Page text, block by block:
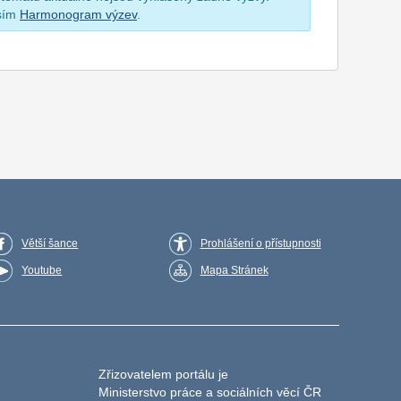
Harmonogram výzev.
Větší šance
Youtube
Prohlášení o přístupnosti
Mapa Stránek
Zřizovatelem portálu je
Ministerstvo práce a sociálních věcí ČR